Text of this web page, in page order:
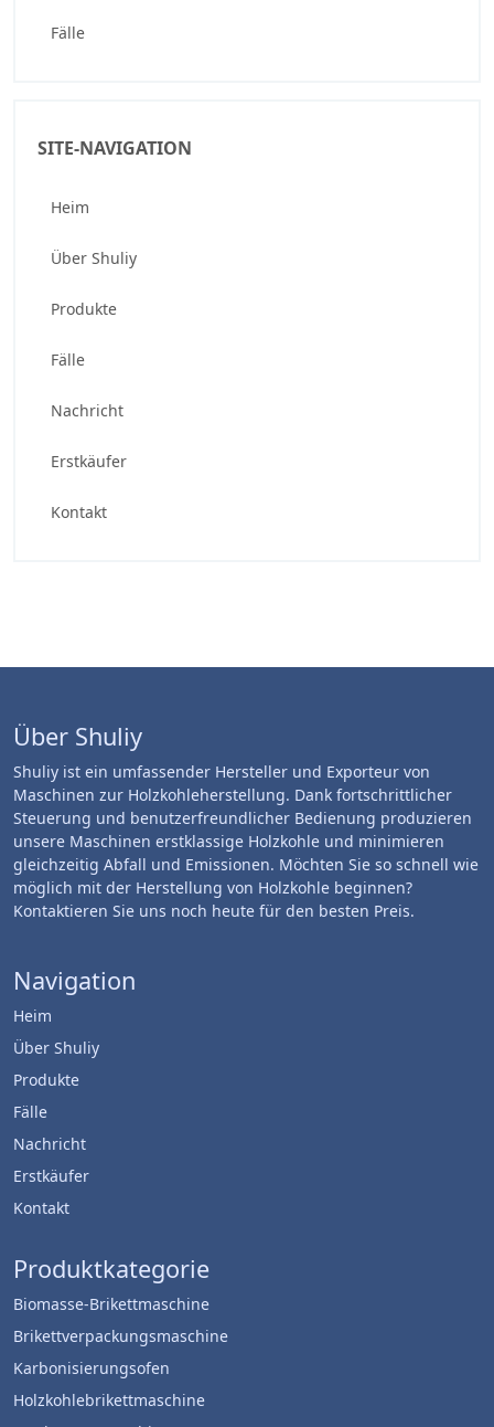
Fälle
SITE-NAVIGATION
Heim
Über Shuliy
Produkte
Fälle
Nachricht
Erstkäufer
Kontakt
Über Shuliy
Shuliy ist ein umfassender Hersteller und Exporteur von
Maschinen zur Holzkohleherstellung. Dank fortschrittlicher
Steuerung und benutzerfreundlicher Bedienung produzieren
unsere Maschinen erstklassige Holzkohle und minimieren
gleichzeitig Abfall und Emissionen. Möchten Sie so schnell wie
möglich mit der Herstellung von Holzkohle beginnen?
Kontaktieren Sie uns noch heute für den besten Preis.
Navigation
Heim
Über Shuliy
Produkte
Fälle
Nachricht
Erstkäufer
Kontakt
Produktkategorie
Biomasse-Brikettmaschine
Brikettverpackungsmaschine
Karbonisierungsofen
Holzkohlebrikettmaschine